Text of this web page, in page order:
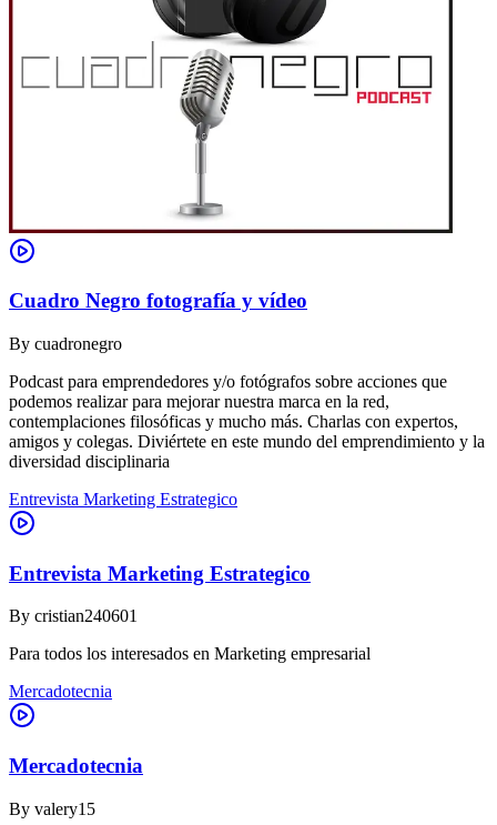
Cuadro Negro fotografía y vídeo
By cuadronegro
Podcast para emprendedores y/o fotógrafos sobre acciones que
podemos realizar para mejorar nuestra marca en la red,
contemplaciones filosóficas y mucho más. Charlas con expertos,
amigos y colegas. Diviértete en este mundo del emprendimiento y la
diversidad disciplinaria
Entrevista Marketing Estrategico
Entrevista Marketing Estrategico
By cristian240601
Para todos los interesados en Marketing empresarial
Mercadotecnia
Mercadotecnia
By valery15